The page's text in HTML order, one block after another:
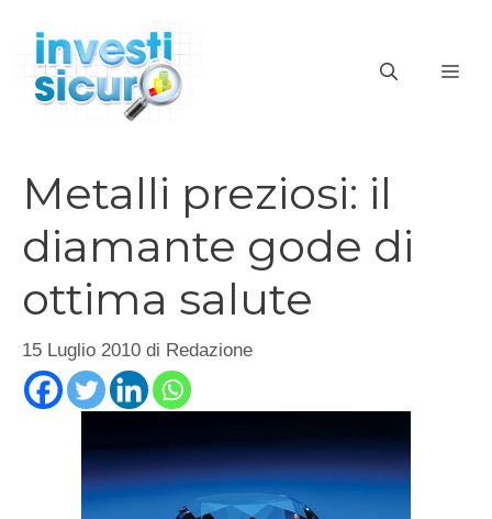
contenuto
Metalli preziosi: il
diamante gode di
ottima salute
15 Luglio 2010 di Redazione